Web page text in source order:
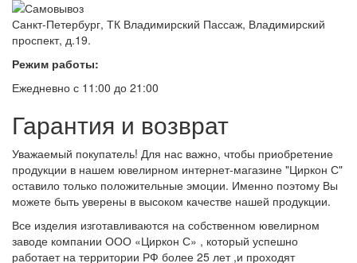
Санкт-Петербург, ТК Владимирский Пассаж, Владимирский
проспект, д.19.
Режим работы:
Ежедневно с 11:00 до 21:00
Гарантия и возврат
Уважаемый покупатель! Для нас важно, чтобы приобретение
продукции в нашем ювелирном интернет-магазине "Циркон С"
оставило только положительные эмоции. Именно поэтому Вы
можете быть уверены в высоком качестве нашей продукции.
Все изделия изготавливаются на собственном ювелирном
заводе компании ООО «Циркон С» , который успешно
работает на территории РФ более 25 лет ,и проходят